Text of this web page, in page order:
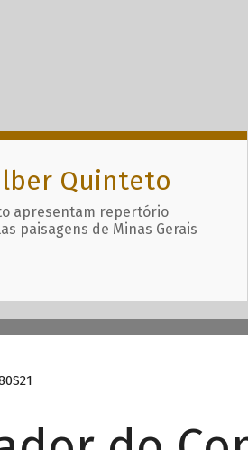
Quinteto
apresentam repertório
paisagens de Minas Gerais